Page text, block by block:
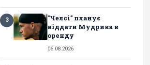
3
"Челсі" планує
віддати Мудрика в
оренду
06.08.2026